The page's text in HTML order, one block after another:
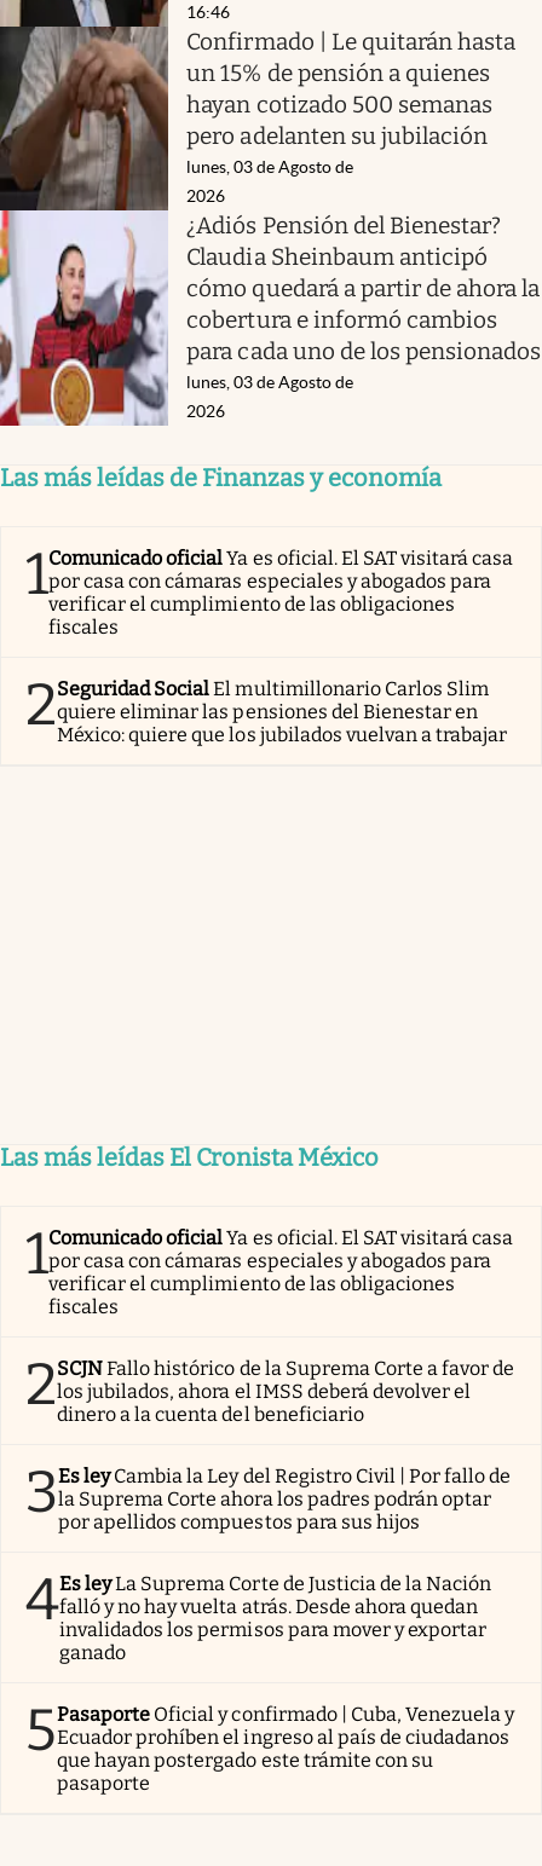
16:46
Confirmado | Le quitarán hasta
un 15% de pensión a quienes
hayan cotizado 500 semanas
pero adelanten su jubilación
lunes, 03 de Agosto de
2026
¿Adiós Pensión del Bienestar?
Claudia Sheinbaum anticipó
cómo quedará a partir de ahora la
cobertura e informó cambios
para cada uno de los pensionados
lunes, 03 de Agosto de
2026
Las más leídas de Finanzas y economía
1Comunicado oficialYa es oficial. El SAT visitará casa
por casa con cámaras especiales y abogados para
verificar el cumplimiento de las obligaciones
fiscales
2Seguridad SocialEl multimillonario Carlos Slim
quiere eliminar las pensiones del Bienestar en
México: quiere que los jubilados vuelvan a trabajar
Las más leídas El Cronista México
1Comunicado oficialYa es oficial. El SAT visitará casa
por casa con cámaras especiales y abogados para
verificar el cumplimiento de las obligaciones
fiscales
2SCJNFallo histórico de la Suprema Corte a favor de
los jubilados, ahora el IMSS deberá devolver el
dinero a la cuenta del beneficiario
3Es ley Cambia la Ley del Registro Civil | Por fallo de
la Suprema Corte ahora los padres podrán optar
por apellidos compuestos para sus hijos
4Es leyLa Suprema Corte de Justicia de la Nación
falló y no hay vuelta atrás. Desde ahora quedan
invalidados los permisos para mover y exportar
ganado
5Pasaporte Oficial y confirmado | Cuba, Venezuela y
Ecuador prohíben el ingreso al país de ciudadanos
que hayan postergado este trámite con su
pasaporte